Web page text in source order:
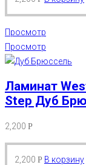
Просмотр
Просмотр
Ламинат
Step Дуб
2,200 Р
2,200 Р В корзину